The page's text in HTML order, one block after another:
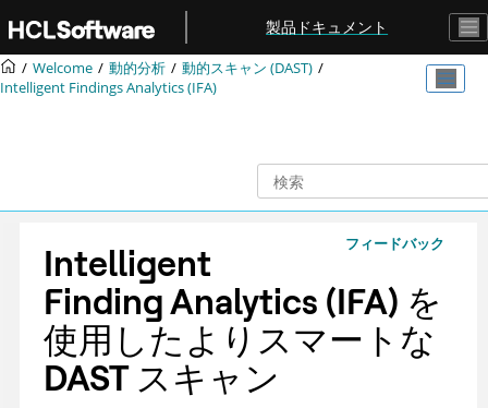
メインコンテンツにジャンプ
製品ドキュメント
Welcome 動的分析
動的スキャン (DAST)
Intelligent Findings Analytics (IFA)
フィードバック
Intelligent
Finding Analytics (IFA) を
使用したよりスマートな
DAST スキャン